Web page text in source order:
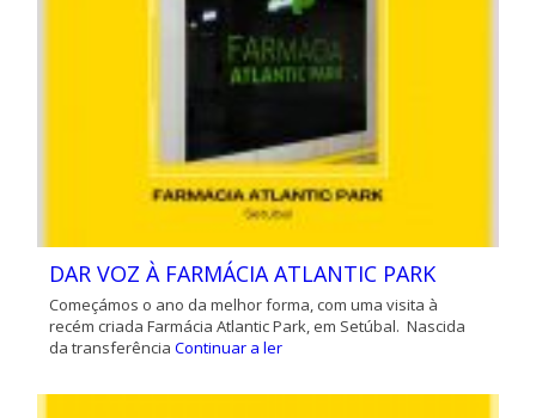
DAR VOZ À FARMÁCIA ATLANTIC PARK
Começámos o ano da melhor forma, com uma visita à
recém criada Farmácia Atlantic Park, em Setúbal. Nascida
da transferênciaContinuar a ler